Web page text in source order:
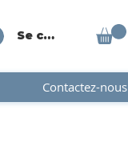
Se connecter
Contactez-nous